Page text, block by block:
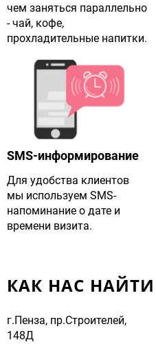
чем заняться параллельно
- чай, кофе,
прохладительные напитки.
SMS-информирование
Для удобства клиентов
мы используем SMS-
напоминание о дате и
времени визита.
КАК НАС НАЙТИ
г.Пенза, пр.Строителей,
148Д